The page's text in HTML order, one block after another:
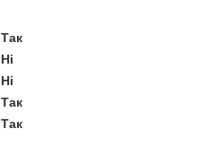
Так
Ні
Ні
Так
Так